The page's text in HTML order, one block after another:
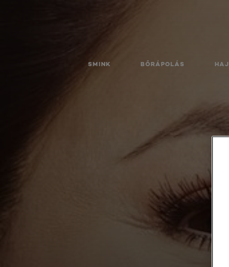
SMINK BŐRÁPOLÁS HAJ